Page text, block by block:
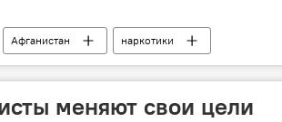
Афганистан наркотики
меняют свои цели